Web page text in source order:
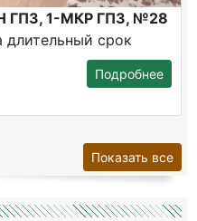
1-МКР ГПЗ, №28
длительный срок
Подробнее
Показать все